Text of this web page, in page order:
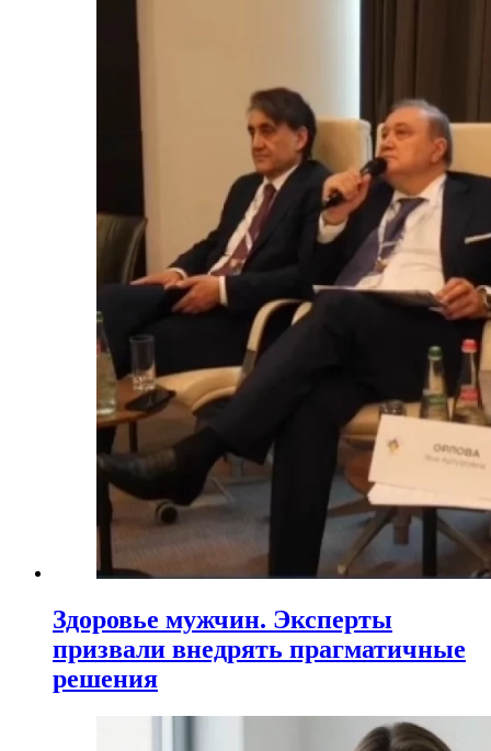
Здоровье мужчин. Эксперты
призвали внедрять прагматичные
решения